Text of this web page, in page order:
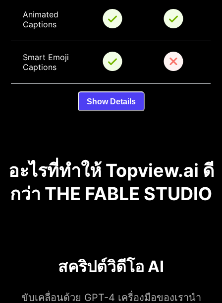
Animated
Captions
Smart Emoji
Captions
Show Details
อะไรที่ทำให้ Topview.ai ดี
กว่า THE FABLE STUDIO
สคริปต์วิดีโอ AI
ขับเคลื่อนด้วย GPT-4 เครื่องมือของเรานำ